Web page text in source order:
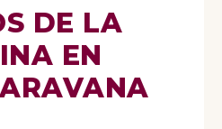
DE LA
EN